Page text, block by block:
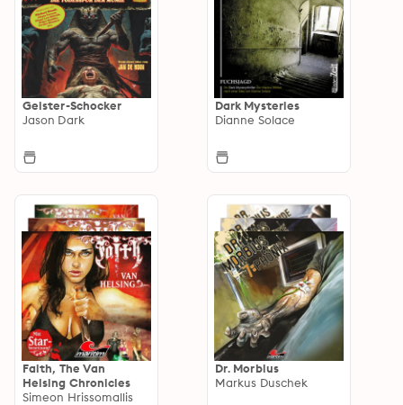
Geister-Schocker
Jason Dark
Dark Mysteries
Dianne Solace
Faith, The Van
Helsing Chronicles
Simeon Hrissomallis
Dr. Morbius
Markus Duschek